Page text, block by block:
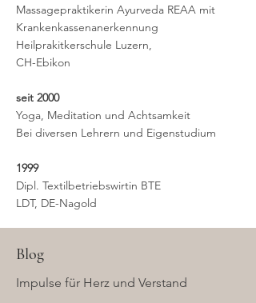
Massagepraktikerin Ayurveda REAA mit
Krankenkassenanerkennung
Heilprakitkerschule Luzern,
CH-Ebikon
seit 2000
Yoga, Meditation und Achtsamkeit
Bei diversen Lehrern und Eigenstudium
1999
Dipl. Textilbetriebswirtin BTE
LDT, DE-Nagold
Blog
Impulse für Herz und Verstand